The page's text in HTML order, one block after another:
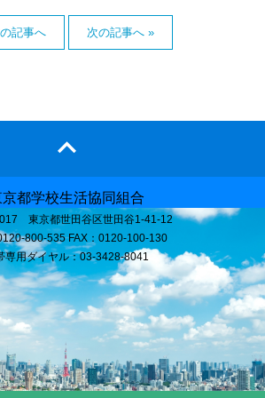
記事へ 次の記事へ »
京都学校生活協同組合
東京都世田谷区世田谷1-41-12
800-535 FAX：0120-100-130
専用ダイヤル：03-3428-8041